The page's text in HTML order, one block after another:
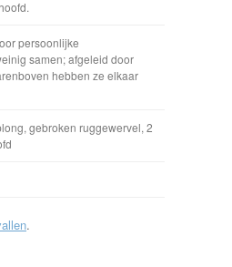
persoonlijke
samen; afgeleid door
hebben ze elkaar
gebroken ruggewervel, 2
.